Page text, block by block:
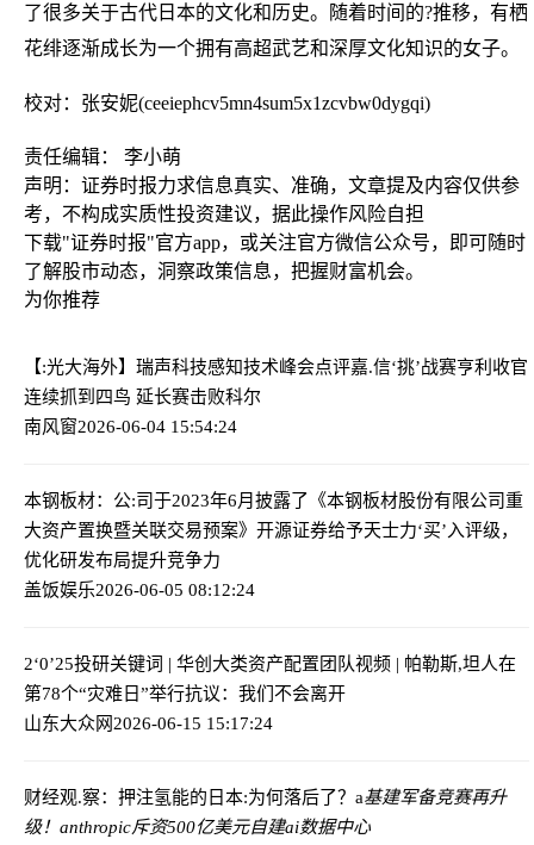
了很多关于古代日本的文化和历史。随着时间的?推移，有栖
花绯逐渐成长为一个拥有高超武艺和深厚文化知识的女子。
校对：张安妮(ceeiephcv5mn4sum5x1zcvbw0dygqi)
责任编辑： 李小萌
声明：证券时报力求信息真实、准确，文章提及内容仅供参
考，不构成实质性投资建议，据此操作风险自担
下载"证券时报"官方app，或关注官方微信公众号，即可随时
了解股市动态，洞察政策信息，把握财富机会。
为你推荐
【:光大海外】瑞声科技感知技术峰会点评嘉.信‘挑’战赛亨利收官
连续抓到四鸟 延长赛击败科尔
南风窗2026-06-04 15:54:24
本钢板材：公:司于2023年6月披露了《本钢板材股份有限公司重
大资产置换暨关联交易预案》 开源证券给予天士力‘买’入评级，
优化研发布局提升竞争力
盖饭娱乐2026-06-05 08:12:24
2‘0’25投研关键词 | 华创大类资产配置团队视频 | 帕勒斯,坦人在
第78个“灾难日”举行抗议：我们不会离开
山东大众网2026-06-15 15:17:24
财经观.察：押注氢能的日本:为何落后了？ a基建军备竞赛再升
级！anthropic斥资500亿美元自建ai数据中心